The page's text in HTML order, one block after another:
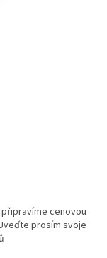
cenovou
prosím svoje